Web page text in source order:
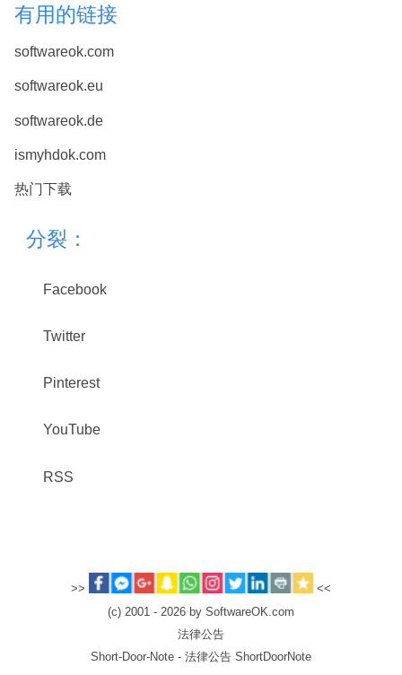
有用的链接
softwareok.com
softwareok.eu
softwareok.de
ismyhdok.com
热门下载
分裂：
Facebook
Twitter
Pinterest
YouTube
RSS
>>
<<
(c) 2001 - 2026 by SoftwareOK.com
法律公告
Short-Door-Note - 法律公告 ShortDoorNote